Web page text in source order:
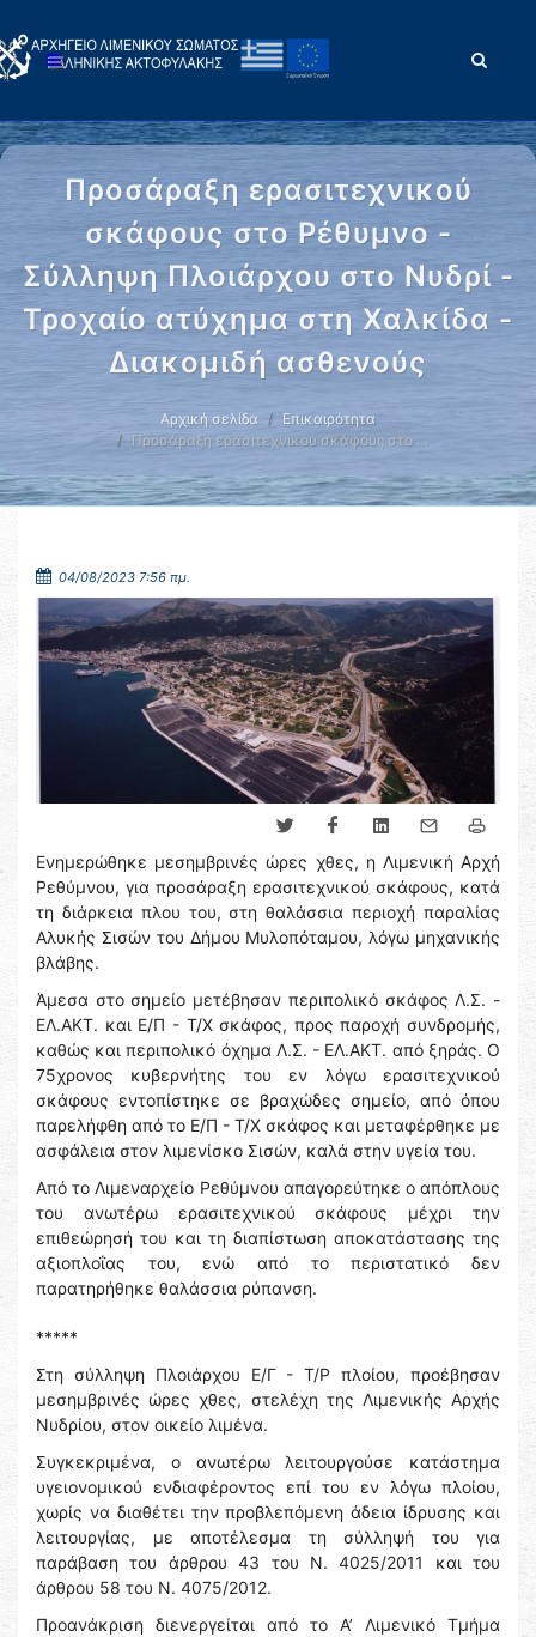
Προσάραξη ερασιτεχνικού
σκάφους στο Ρέθυμνο -
Σύλληψη Πλοιάρχου στο Νυδρί -
Τροχαίο ατύχημα στη Χαλκίδα -
Διακομιδή ασθενούς
Αρχική σελίδα
Επικαιρότητα
Προσάραξη ερασιτεχνικού σκάφους στο …
04/08/2023 7:56 πμ.
Ενημερώθηκε μεσημβρινές ώρες χθες, η Λιμενική Αρχή
Ρεθύμνου, για προσάραξη ερασιτεχνικού σκάφους, κατά
τη διάρκεια πλου του, στη θαλάσσια περιοχή παραλίας
Αλυκής Σισών του Δήμου Μυλοπόταμου, λόγω μηχανικής
βλάβης.
Άμεσα στο σημείο μετέβησαν περιπολικό σκάφος Λ.Σ. -
ΕΛ.ΑΚΤ. και Ε/Π - Τ/Χ σκάφος, προς παροχή συνδρομής,
καθώς και περιπολικό όχημα Λ.Σ. - ΕΛ.ΑΚΤ. από ξηράς. Ο
75χρονος κυβερνήτης του εν λόγω ερασιτεχνικού
σκάφους εντοπίστηκε σε βραχώδες σημείο, από όπου
παρελήφθη από το Ε/Π - Τ/Χ σκάφος και μεταφέρθηκε με
ασφάλεια στον λιμενίσκο Σισών, καλά στην υγεία του.
Από το Λιμεναρχείο Ρεθύμνου απαγορεύτηκε ο απόπλους
του ανωτέρω ερασιτεχνικού σκάφους μέχρι την
επιθεώρησή του και τη διαπίστωση αποκατάστασης της
αξιοπλοΐας του, ενώ από το περιστατικό δεν
παρατηρήθηκε θαλάσσια ρύπανση.
*****
Στη σύλληψη Πλοιάρχου Ε/Γ - Τ/Ρ πλοίου, προέβησαν
μεσημβρινές ώρες χθες, στελέχη της Λιμενικής Αρχής
Νυδρίου, στον οικείο λιμένα.
Συγκεκριμένα, ο ανωτέρω λειτουργούσε κατάστημα
υγειονομικού ενδιαφέροντος επί του εν λόγω πλοίου,
χωρίς να διαθέτει την προβλεπόμενη άδεια ίδρυσης και
λειτουργίας, με αποτέλεσμα τη σύλληψή του για
παράβαση του άρθρου 43 του Ν. 4025/2011 και του
άρθρου 58 του Ν. 4075/2012.
Προανάκριση διενεργείται από το Α’ Λιμενικό Τμήμα